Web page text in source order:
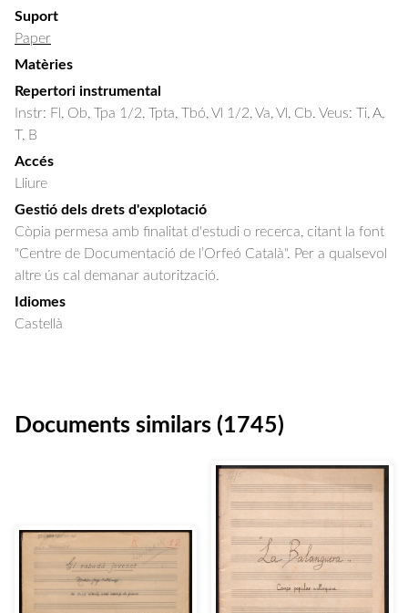
Suport
Paper
Matèries
Repertori instrumental
Instr: Fl, Ob, Tpa 1/2, Tpta, Tbó, Vl 1/2, Va, Vl, Cb. Veus: Ti, A,
T, B
Accés
Lliure
Gestió dels drets d'explotació
Còpia permesa amb finalitat d'estudi o recerca, citant la font
"Centre de Documentació de l’Orfeó Català". Per a qualsevol
altre ús cal demanar autorització.
Idiomes
Castellà
Documents similars (1745)